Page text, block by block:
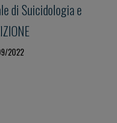
di Suicidologia e
2022